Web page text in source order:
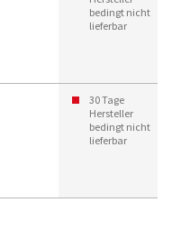
bedingt nicht
lieferbar
30 Tage
Hersteller
bedingt nicht
lieferbar